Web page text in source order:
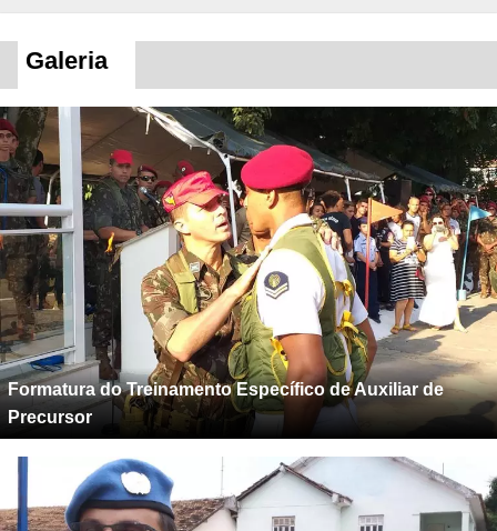
Galeria
Formatura do Treinamento Específico de Auxiliar de
Precursor